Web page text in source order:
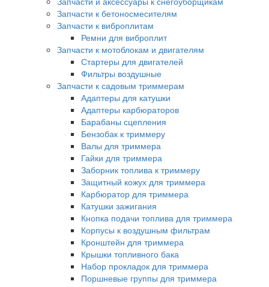
Запчасти к бетоносмесителям
Запчасти к виброплитам
Ремни для виброплит
Запчасти к мотоблокам и двигателям
Стартеры для двигателей
Фильтры воздушные
Запчасти к садовым триммерам
Адаптеры для катушки
Адаптеры карбюраторов
Барабаны сцепления
Бензобак к триммеру
Валы для триммера
Гайки для триммера
Заборник топлива к триммеру
Защитный кожух для триммера
Карбюратор для триммера
Катушки зажигания
Кнопка подачи топлива для триммера
Корпусы к воздушным фильтрам
Кронштейн для триммера
Крышки топливного бака
Набор прокладок для триммера
Поршневые группы для триммера